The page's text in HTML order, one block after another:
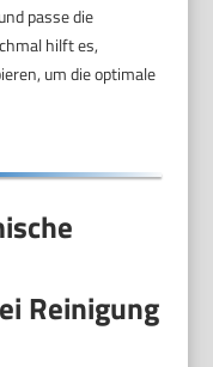
passe die
hilft es,
um die optimale
Reinigung